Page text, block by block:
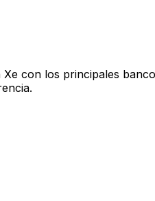
con los principales